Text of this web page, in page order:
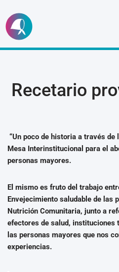
Ir
al
Recetario
“Un poco de historia a través de
Mesa Interinstitucional para el
personas mayores.
El mismo es fruto del trabajo
Envejecimiento saludable de las
Nutrición Comunitaria, junto a
efectores de salud,
las personas mayores que nos
experiencias.